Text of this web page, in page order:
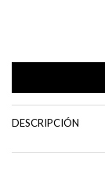
DESCRIPCIÓN